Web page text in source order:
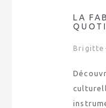
LA
Brigitte-